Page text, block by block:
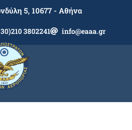
5, 10677 - Αθήνα
3802241 info@eaaa.gr